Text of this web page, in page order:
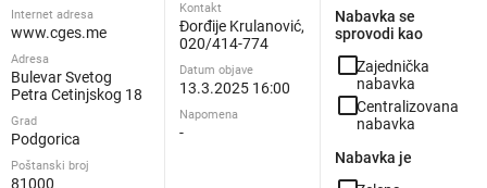
Kontakt
Đorđije Krulanović,
020/414-774
Datum objave
13.3.2025 16:00
Napomena
-
Nabavka se
sprovodi kao
check_box_outline_blankZajednička
nabavka
check_box_outline_blankCentralizovana
nabavka
Nabavka je
Internet adresa
www.cges.me
Adresa
Bulevar Svetog
Petra Cetinjskog 18
Grad
Podgorica
Poštanski broj
81000